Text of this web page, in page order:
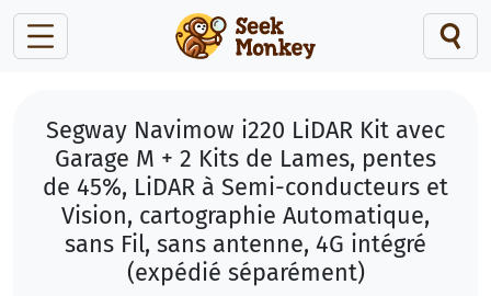
Segway Navimow i220 LiDAR Kit avec
Garage M + 2 Kits de Lames, pentes
de 45%, LiDAR à Semi-conducteurs et
Vision, cartographie Automatique,
sans Fil, sans antenne, 4G intégré
(expédié séparément)